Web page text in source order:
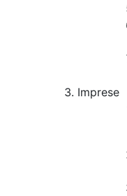
Imprese